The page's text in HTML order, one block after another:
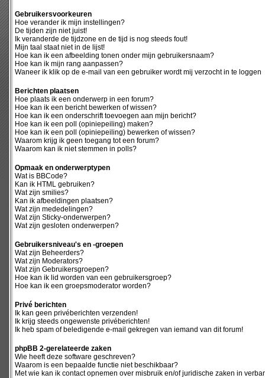
Gebruikersvoorkeuren
Hoe verander ik mijn instellingen?
De tijden zijn niet juist!
Ik veranderde de tijdzone en de tijd is nog steeds fout!
Mijn taal staat niet in de lijst!
Hoe kan ik een afbeelding tonen onder mijn gebruikersnaam?
Hoe kan ik mijn rang aanpassen?
Waneer ik klik op de e-mail van een gebruiker wordt mij verzocht in te loggen
Berichten plaatsen
Hoe plaats ik een onderwerp in een forum?
Hoe kan ik een bericht bewerken of wissen?
Hoe kan ik een onderschrift toevoegen aan mijn bericht?
Hoe kan ik een poll (opiniepeiling) maken?
Hoe kan ik een poll (opiniepeiling) bewerken of wissen?
Waarom krijg ik geen toegang tot een forum?
Waarom kan ik niet stemmen in polls?
Opmaak en onderwerptypen
Wat is BBCode?
Kan ik HTML gebruiken?
Wat zijn smilies?
Kan ik afbeeldingen plaatsen?
Wat zijn mededelingen?
Wat zijn Sticky-onderwerpen?
Wat zijn gesloten onderwerpen?
Gebruikersniveau's en -groepen
Wat zijn Beheerders?
Wat zijn Moderators?
Wat zijn Gebruikersgroepen?
Hoe kan ik lid worden van een gebruikersgroep?
Hoe kan ik een groepsmoderator worden?
Privé berichten
Ik kan geen privéberichten verzenden!
Ik krijg steeds ongewenste privéberichten!
Ik heb spam of beledigende e-mail gekregen van iemand van dit forum!
phpBB 2-gerelateerde zaken
Wie heeft deze software geschreven?
Waarom is een bepaalde functie niet beschikbaar?
Met wie kan ik contact opnemen over misbruik en/of juridische zaken in